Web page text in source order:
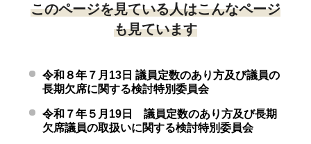
このページを見ている人はこんなページ
も見ています
令和８年７月13日 議員定数のあり方及び議員の
長期欠席に関する検討特別委員会
令和７年５月19日 議員定数のあり方及び長期
欠席議員の取扱いに関する検討特別委員会